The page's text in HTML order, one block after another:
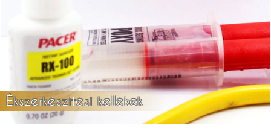
Ékszerkészítési kellékek